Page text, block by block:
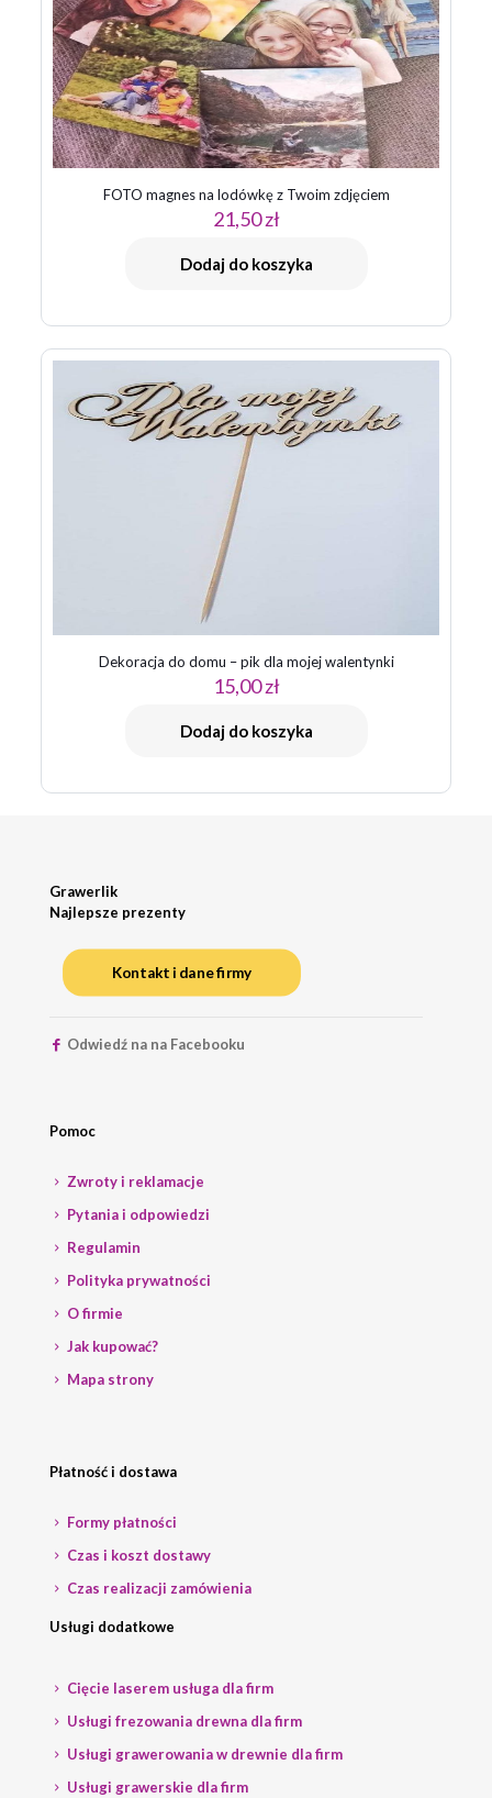
FOTO magnes na lodówkę z Twoim zdjęciem
21,50zł
Dodaj do koszyka
Dekoracja do domu – pik dla mojej walentynki
15,00zł
Dodaj do koszyka
Grawerlik
Najlepsze prezenty
Kontakt i dane firmy
Odwiedź na na Facebooku
Pomoc
Zwroty i reklamacje
Pytania i odpowiedzi
Regulamin
Polityka prywatności
O firmie
Jak kupować?
Mapa strony
Płatność i dostawa
Formy płatności
Czas i koszt dostawy
Czas realizacji zamówienia
Usługi dodatkowe
Cięcie laserem usługa dla firm
Usługi frezowania drewna dla firm
Usługi grawerowania w drewnie dla firm
Usługi grawerskie dla firm